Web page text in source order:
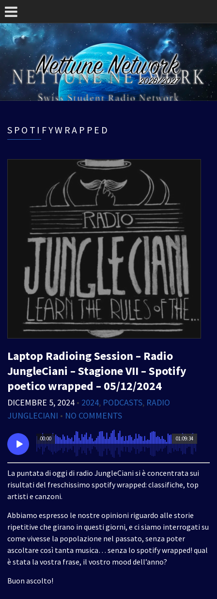
SPOTIFYWRAPPED
Laptop Radioing Session – Radio
JungleCiani – Stagione VII – Spotify
poetico wrapped – 05/12/2024
DICEMBRE 5, 2024 • 2024, PODCASTS, RADIO
JUNGLECIANI • NO COMMENTS
01:09:34
00:00
La puntata di oggi di radio JungleCiani si è concentrata sui
risultati del freschissimo spotify wrapped: classifiche, top
artisti e canzoni.
Abbiamo espresso le nostre opinioni riguardo alle storie
ripetitive che girano in questi giorni, e ci siamo interrogati su
come vivesse la popolazione nel passato, senza poter
ascoltare così tanta musica… senza lo spotify wrapped! qual
è stata la vostra frase, il vostro mood dell’anno?
Buon ascolto!